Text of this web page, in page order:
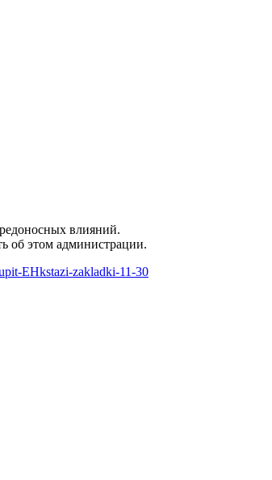
влияний.
об этом администрации.
EHkstazi-zakladki-11-30